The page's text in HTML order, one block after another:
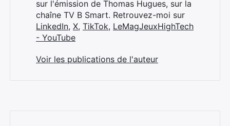
sur l'émission de Thomas Hugues, sur la
chaîne TV B Smart. Retrouvez-moi sur
LinkedIn, X, TikTok, LeMagJeuxHighTech
- YouTube
Voir les publications de l'auteur